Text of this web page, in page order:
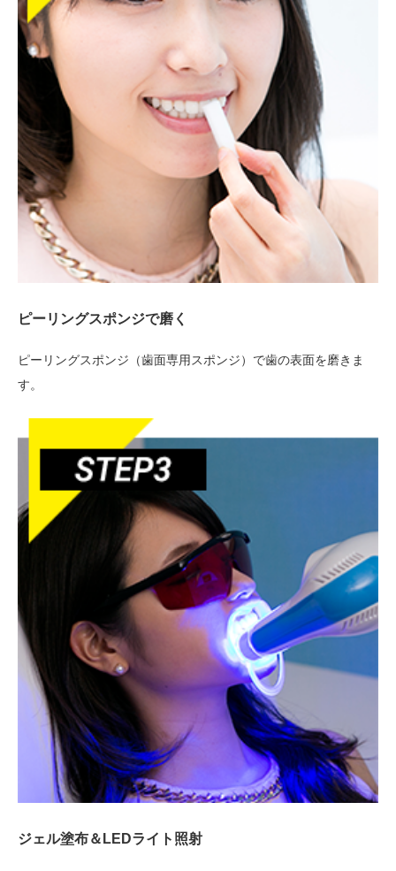
ピーリングスポンジで磨く
ピーリングスポンジ（歯面専用スポンジ）で歯の表面を磨きま
す。
ジェル塗布＆LEDライト照射